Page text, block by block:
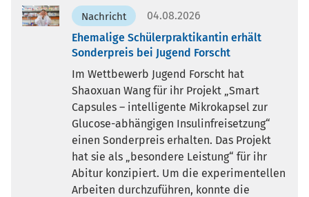
Nachricht
04.08.2026
Ehemalige Schülerpraktikantin erhält
Sonderpreis bei Jugend Forscht
Im Wettbewerb Jugend Forscht hat
Shaoxuan Wang für ihr Projekt „Smart
Capsules – intelligente Mikrokapsel zur
Glucose-abhängigen Insulinfreisetzung“
einen Sonderpreis erhalten. Das Projekt
hat sie als „besondere Leistung“ für ihr
Abitur konzipiert. Um die experimentellen
Arbeiten durchzuführen, konnte die